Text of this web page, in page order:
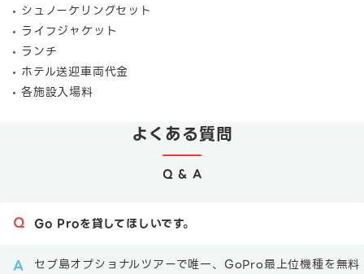
シュノーケリングセット
ライフジャケット
ランチ
ホテル送迎車両代金
各施設入場料
よくある質問
Q & A
Go Proを貸してほしいです。
セブ島オプショナルツアーで唯一、GoPro最上位機種を無料